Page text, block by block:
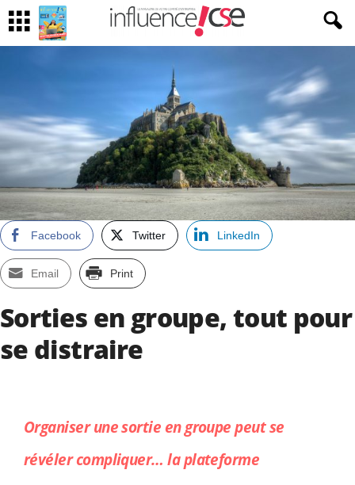
Facebook Twitter LinkedIn
Email Print
Sorties en groupe, tout pour
se distraire
Organiser une sortie en groupe peut se
révéler compliquer… la plateforme